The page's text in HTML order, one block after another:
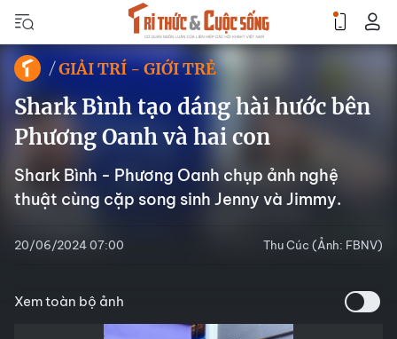
GIẢI TRÍ - GIỚI TRẺ
Shark Bình tạo dáng hài hước bên
Phương Oanh và hai con
Shark Bình - Phương Oanh chụp ảnh nghệ
thuật cùng cặp song sinh Jenny và Jimmy.
20/06/2024 07:00 Thu Cúc (Ảnh: FBNV)
Xem toàn bộ ảnh